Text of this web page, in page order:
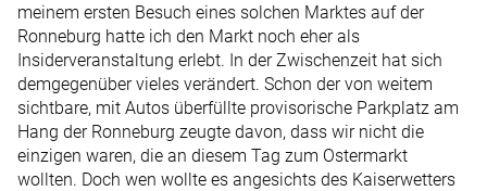
meinem ersten Besuch eines solchen Marktes auf der
Ronneburg hatte ich den Markt noch eher als
Insiderveranstaltung erlebt. In der Zwischenzeit hat sich
demgegenüber vieles verändert. Schon der von weitem
sichtbare, mit Autos überfüllte provisorische Parkplatz am
Hang der Ronneburg zeugte davon, dass wir nicht die
einzigen waren, die an diesem Tag zum Ostermarkt
wollten. Doch wen wollte es angesichts des Kaiserwetters